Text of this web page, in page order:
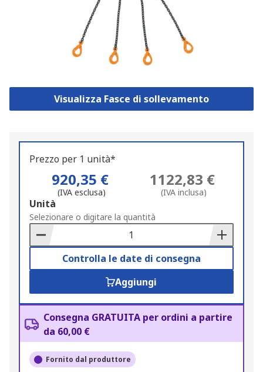
Visualizza Fasce di sollevamento
Prezzo per 1 unità*
920,35 €
(IVA esclusa)
1122,83 €
(IVA inclusa)
Add
to
Basket
Unità
Selezionare o digitare la quantità
Controlla le date di consegna
Aggiungi
Consegna GRATUITA per ordini a partire
da 60,00 €
Fornito dal produttore